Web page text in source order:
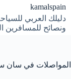
التجاوز
إلى
المحتوى
kamalspain
دليلك العربي
ونصائح للمسافرين
المواصلات في سان